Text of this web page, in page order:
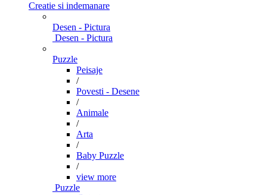
Creatie si indemanare
Desen - Pictura
Desen - Pictura
Puzzle
Peisaje
/
Povesti - Desene
/
Animale
/
Arta
/
Baby Puzzle
/
view more
Puzzle